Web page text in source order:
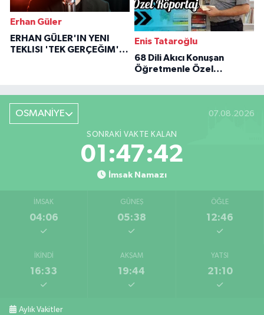
Erhan Güler
ERHAN GÜLER'IN YENI
TEKLISI 'TEK GERÇEĞIM'LE
Enis Tataroğlu
68 Dili Akıcı Konuşan
Öğretmenle Özel
OSMANİYE 07.08.2026
SONRAKI VAKTE KALAN
01:47:41
İmsak Namazı
İMSAK
04:06
GÜNEŞ
05:38
ÖĞLE
12:46
İKINDI
16:33
AKŞAM
19:44
YATSI
21:10
Aylık Vakitler